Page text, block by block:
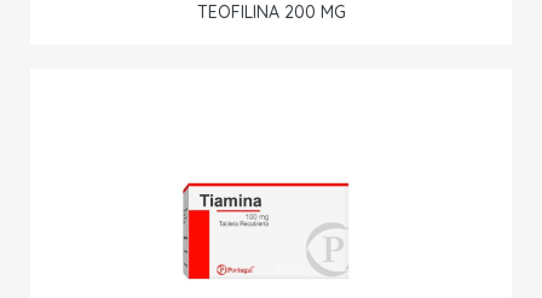
TEOFILINA 200 MG